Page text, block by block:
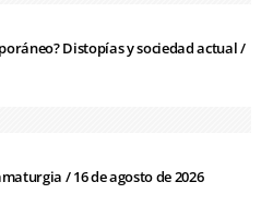
Distopías y sociedad actual /
/ 16 de agosto de 2026